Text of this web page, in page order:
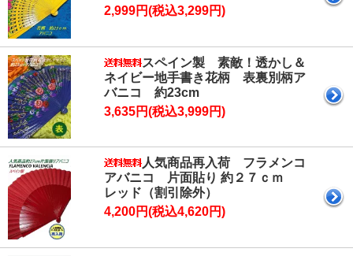
2,999円(税込3,299円)
スペイン製 素敵！透かし＆
ネイビー地手書き花柄 表裏別柄ア
バニコ 約23cm
3,635円(税込3,999円)
人気商品再入荷 フラメンコ
アバニコ 片面貼り 約２７ｃｍ
レッド（割引除外）
4,200円(税込4,620円)